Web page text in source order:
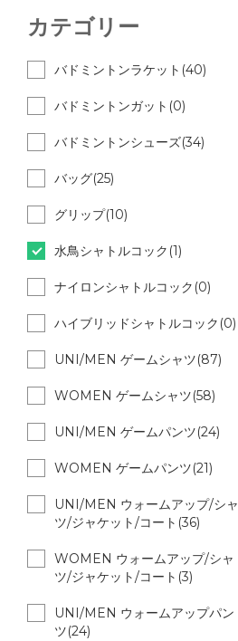
カテゴリー
バドミントンラケット(40)
バドミントンガット(0)
バドミントンシューズ(34)
バッグ(25)
グリップ(10)
水鳥シャトルコック(1)
ナイロンシャトルコック(0)
ハイブリッドシャトルコック(0)
UNI/MEN ゲームシャツ(87)
WOMEN ゲームシャツ(58)
UNI/MEN ゲームパンツ(24)
WOMEN ゲームパンツ(21)
UNI/MEN ウォームアップ/シャ
ツ/ジャケット/コート(36)
WOMEN ウォームアップ/シャ
ツ/ジャケット/コート(3)
UNI/MEN ウォームアップパン
ツ(24)